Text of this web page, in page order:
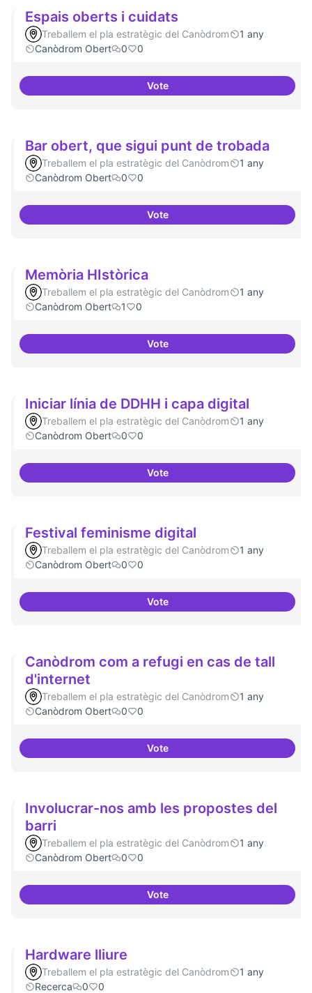
Espais oberts i cuidats
Treballem el pla estratègic del Canòdrom
1 any
Canòdrom Obert
0 0
VoteEspais oberts i cuidats
Bar obert, que sigui punt de trobada
Treballem el pla estratègic del Canòdrom
1 any
Canòdrom Obert
0 0
VoteBar obert, que sigui punt de
Memòria HIstòrica
Treballem el pla estratègic del Canòdrom
1 any
Canòdrom Obert
1 0
VoteMemòria HIstòrica
Iniciar línia de DDHH i capa digital
Treballem el pla estratègic del Canòdrom
1 any
Canòdrom Obert
0 0
VoteIniciar línia de DDHH i capa
Festival feminisme digital
Treballem el pla estratègic del Canòdrom
1 any
Canòdrom Obert
0 0
VoteFestival feminisme digital
Canòdrom com a refugi en cas de tall
d'internet
Treballem el pla estratègic del Canòdrom
1 any
Canòdrom Obert
0 0
VoteCanòdrom com a refugi en cas
Involucrar-nos amb les propostes del
barri
Treballem el pla estratègic del Canòdrom
1 any
Canòdrom Obert
0 0
VoteInvolucrar-nos amb les
Hardware lliure
Treballem el pla estratègic del Canòdrom
1 any
Recerca
0 0